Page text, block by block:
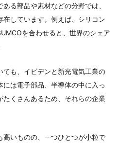
る部品や素材などの分野では、
しています。例えば、シリコン
を合わせると、世界のシェア
ても、イビデンと新光電気工業の
は電子部品、半導体の中に入っ
たくさんあるため、それらの企業
高いものの、一つひとつが小粒で